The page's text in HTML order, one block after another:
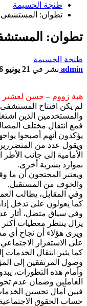
طنجة الحسيمة
تطوان: المستشفى
تطوان:
طنجة الحسيمة
admin نشر في 21 يونيو 2026 الساعة 16 و 00 دقيقة
هبة زووم – حسن لعشير
لم يكن افتتاح
والمستخدمين الذين
فمع انتقال مختلف
يؤكدون أنهم أصبحوا
الأمامية إلى جانب
بموارد بشرية أخرى.
ويعتبر المحتجون أن ما
والخوف من المستقبل.
وفي المقابل، يطالب
كما يعولون على تدخل
وفي سياق متصل، أثار
يزال ينتظر معطيات
ويرى هؤلاء أن نجاح أي
على الاستقرار
كما يثير انتقال
وصول المرتفقين إلى
وأمام هذه التطورات،
العاملين وضمان عدم
فبين آمال تحسين
حساب الحقوق الاجتماعية